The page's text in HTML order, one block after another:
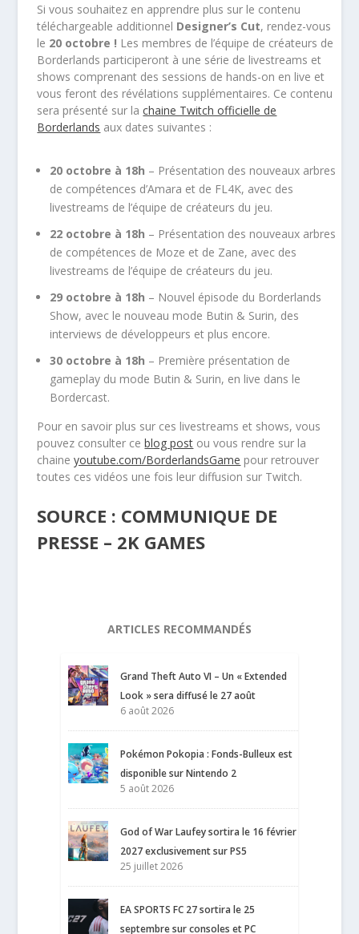
Si vous souhaitez en apprendre plus sur le contenu
téléchargeable additionnel Designer’s Cut, rendez-vous
le 20 octobre ! Les membres de l’équipe de créateurs de
Borderlands participeront à une série de livestreams et
shows comprenant des sessions de hands-on en live et
vous feront des révélations supplémentaires. Ce contenu
sera présenté sur lachaine Twitch officielle de
Borderlands aux dates suivantes :
20 octobre à 18h – Présentation des nouveaux arbres
de compétences d’Amara et de FL4K, avec des
livestreams de l’équipe de créateurs du jeu.
22 octobre à 18h – Présentation des nouveaux arbres
de compétences de Moze et de Zane, avec des
livestreams de l’équipe de créateurs du jeu.
29 octobre à 18h – Nouvel épisode du Borderlands
Show, avec le nouveau mode Butin & Surin, des
interviews de développeurs et plus encore.
30 octobre à 18h – Première présentation de
gameplay du mode Butin & Surin, en live dans le
Bordercast.
Pour en savoir plus sur ces livestreams et shows, vous
pouvez consulter ceblog post ou vous rendre sur la
chaineyoutube.com/BorderlandsGame pour retrouver
toutes ces vidéos une fois leur diffusion sur Twitch.
SOURCE : COMMUNIQUE DE
PRESSE – 2K GAMES
ARTICLES RECOMMANDÉS
Grand Theft Auto VI – Un « Extended
Look » sera diffusé le 27 août
6 août 2026
Pokémon Pokopia : Fonds-Bulleux est
disponible sur Nintendo 2
5 août 2026
God of War Laufey sortira le 16 février
2027 exclusivement sur PS5
25 juillet 2026
EA SPORTS FC 27 sortira le 25
septembre sur consoles et PC